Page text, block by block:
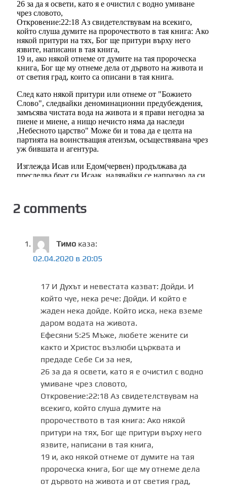
2 comments
Тимо каза:
02.04.2020 в 20:05
17 И Духът и невестата казват: Дойди. И
който чуе, нека рече: Дойди. И който е
жаден нека дойде. Който иска, нека вземе
даром водата на живота.
Ефесяни 5:25 Мъже, любете жените си
както и Христос възлюби църквата и
предаде Себе Си за нея,
26 за да я освети, като я е очистил с водно
умиване чрез словото,
Откровение:22:18 Аз свидетелствувам на
всекиго, който слуша думите на
пророчеството в тая книга: Ако някой
притури на тях, Бог ще притури върху него
язвите, написани в тая книга,
19 и, ако някой отнеме от думите на тая
пророческа книга, Бог ще му отнеме дела
от дървото на живота и от светия град,